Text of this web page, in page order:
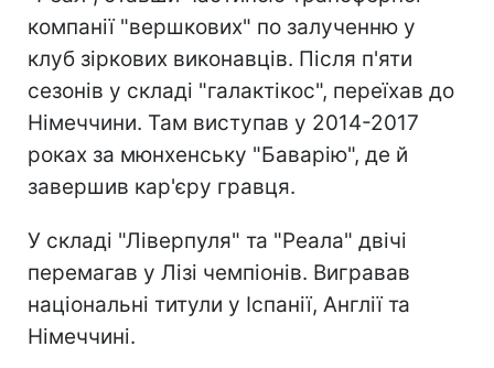
компанії "вершкових" по залученню у
клуб зіркових виконавців. Після п'яти
сезонів у складі "галактікос", переїхав до
Німеччини. Там виступав у 2014-2017
роках за мюнхенську "Баварію", де й
завершив кар'єру гравця.
У складі "Ліверпуля" та "Реала" двічі
перемагав у Лізі чемпіонів. Вигравав
національні титули у Іспанії, Англії та
Німеччині.